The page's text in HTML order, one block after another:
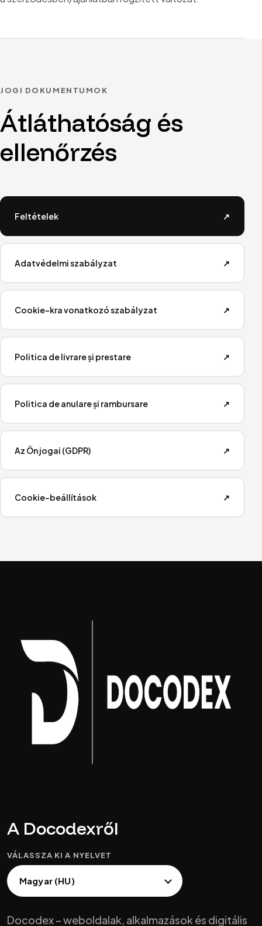
JOGI DOKUMENTUMOK
Átláthatóság és
ellenőrzés
Feltételek ↗
Adatvédelmi szabályzat ↗
Cookie-kra vonatkozó szabályzat ↗
Politica de livrare și prestare ↗
Politica de anulare și rambursare ↗
Az Ön jogai (GDPR) ↗
Cookie-beállítások ↗
A Docodexről
VÁLASSZA KI A NYELVET
Docodex – weboldalak, alkalmazások és digitális